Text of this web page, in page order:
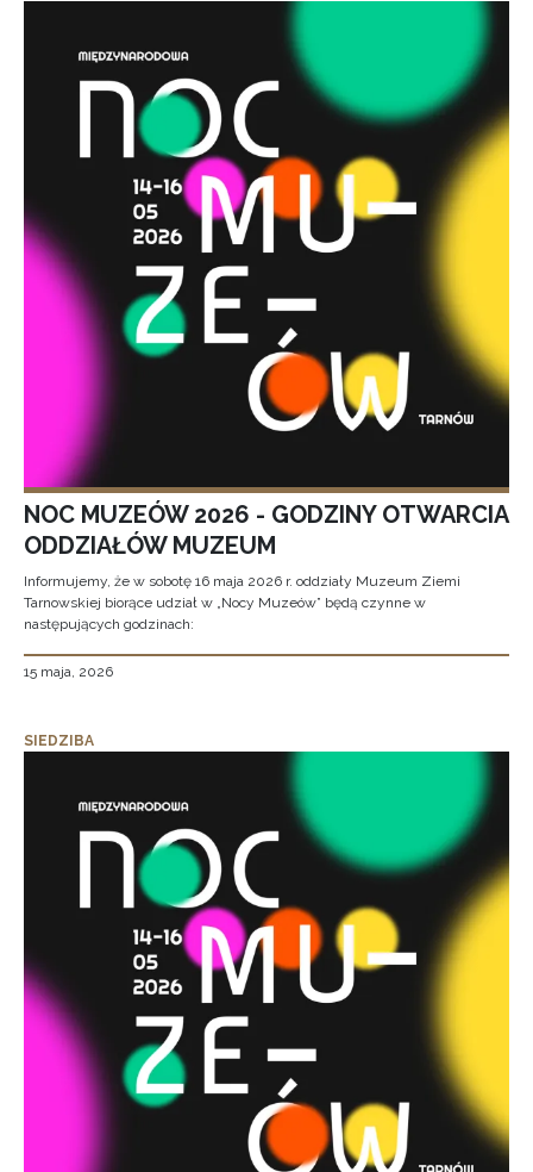
NOC MUZEÓW 2026 - GODZINY OTWARCIA
ODDZIAŁÓW MUZEUM
Informujemy, że w sobotę 16 maja 2026 r. oddziały Muzeum Ziemi
Tarnowskiej biorące udział w „Nocy Muzeów” będą czynne w
następujących godzinach:
15 maja, 2026
SIEDZIBA